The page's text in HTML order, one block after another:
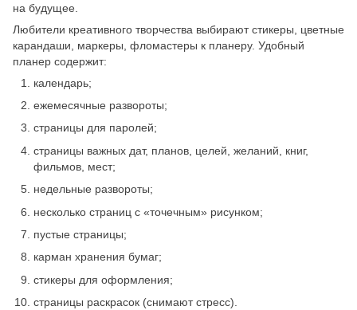
на будущее.
Любители креативного творчества выбирают стикеры, цветные
карандаши, маркеры, фломастеры к планеру. Удобный
планер содержит:
календарь;
ежемесячные развороты;
страницы для паролей;
страницы важных дат, планов, целей, желаний, книг,
фильмов, мест;
недельные развороты;
несколько страниц с «точечным» рисунком;
пустые страницы;
карман хранения бумаг;
стикеры для оформления;
страницы раскрасок (снимают стресс).